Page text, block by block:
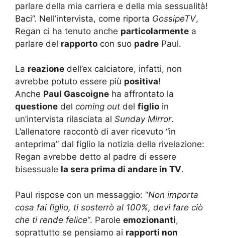
parlare della mia carriera e della mia sessualità!
Baci”. Nell’intervista, come riporta GossipeTV,
Regan ci ha tenuto anche particolarmente a
parlare del rapporto con suo padre Paul.
La reazione dell’ex calciatore, infatti, non
avrebbe potuto essere più positiva!
Anche Paul Gascoigne ha affrontato la
questione del coming out del figlio in
un’intervista rilasciata al Sunday Mirror.
L’allenatore raccontò di aver ricevuto “in
anteprima” dal figlio la notizia della rivelazione:
Regan avrebbe detto al padre di essere
bisessuale la sera prima di andare in TV.
Paul rispose con un messaggio: “Non importa
cosa fai figlio, ti sosterrò al 100%, devi fare ciò
che ti rende felice“. Parole emozionanti,
soprattutto se pensiamo ai rapporti non